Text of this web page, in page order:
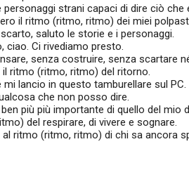
strani capaci di dire ciò che
il ritmo (ritmo, ritmo) dei miei
saluto le storie e i personaggi.
ciao. Ci rivediamo presto.
senza costruire, senza scartare
il ritmo (ritmo, ritmo) del ritorno.
mi lancio in questo tamburellare sul PC.
che non posso dire.
più più importante di quello del mio
del respirare, di vivere e sognare.
ritmo (ritmo, ritmo) di chi sa ancora